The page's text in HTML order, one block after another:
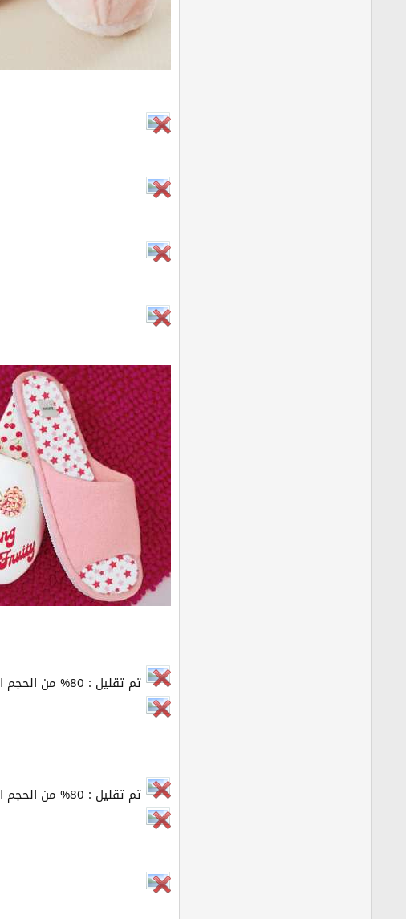
تم تقليل : 80% من الحجم الأصلي للصورة[ 500 x 500 ] - إضغط هنا لعرض الصورة بحجمها الأصلي
تم تقليل : 80% من الحجم الأصلي للصورة[ 500 x 500 ] - إضغط هنا لعرض الصورة بحجمها الأصلي